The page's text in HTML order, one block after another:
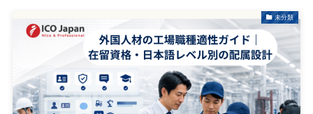
未分類